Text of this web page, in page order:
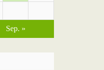
Sep. »